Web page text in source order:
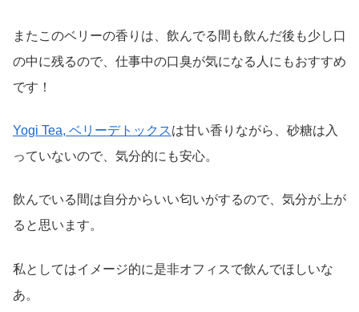
またこのベリーの香りは、飲んでる間も飲んだ後も少し口
の中に残るので、仕事中の口臭が気になる人にもおすすめ
です！
Yogi Tea, ベリーデトックスは甘い香りながら、砂糖は入
っていないので、気分的にも安心。
飲んでいる間は自分からいい匂いがするので、気分が上が
ると思います。
私としてはイメージ的に是非オフィスで飲んでほしいな
あ。